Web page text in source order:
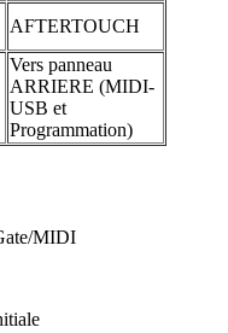
AFTERTOUCH
Vers panneau
ARRIERE (MIDI-
USB et
Programmation)
MIDI